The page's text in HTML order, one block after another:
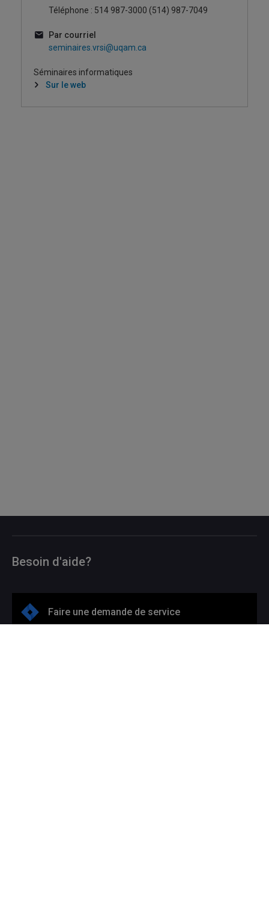
Besoin d'aide?
Faire une demande de service
Téléphone : 514 987-3000 (514) 987-7049
Par courriel
seminaires.vrsi@uqam.ca
Séminaires informatiques
Sur le web